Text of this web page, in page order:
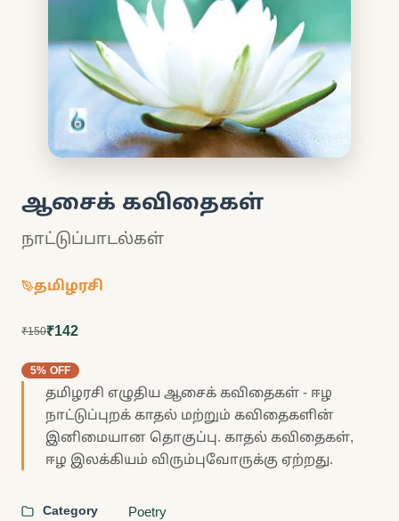
ஆசைக் கவிதைகள்
நாட்டுப்பாடல்கள்
தமிழரசி
₹150₹142
5% OFF
தமிழரசி எழுதிய ஆசைக் கவிதைகள் - ஈழ
நாட்டுப்புறக் காதல் மற்றும் கவிதைகளின்
இனிமையான தொகுப்பு. காதல் கவிதைகள்,
ஈழ இலக்கியம் விரும்புவோருக்கு ஏற்றது.
Category Poetry